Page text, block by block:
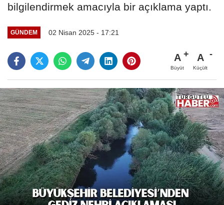
bilgilendirmek amacıyla bir açıklama yaptı.
GÜNDEM 02 Nisan 2025 - 17:21
A
Büyüt
A
Küçült